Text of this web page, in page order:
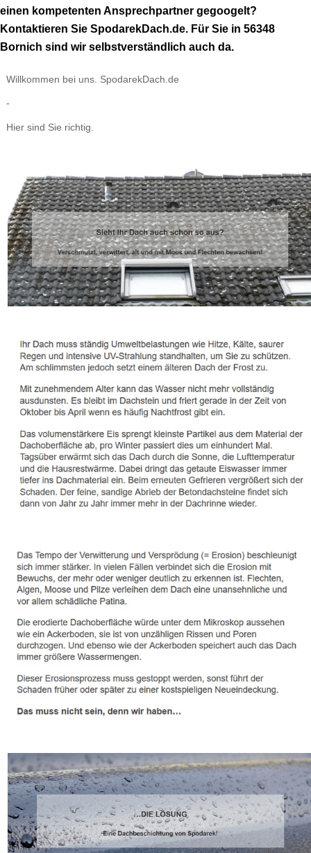
einen kompetenten Ansprechpartner gegoogelt?
Kontaktieren Sie SpodarekDach.de. Für Sie in 56348
Bornich sind wir selbstverständlich auch da.
Willkommen bei uns. SpodarekDach.de
-
Hier sind Sie richtig.